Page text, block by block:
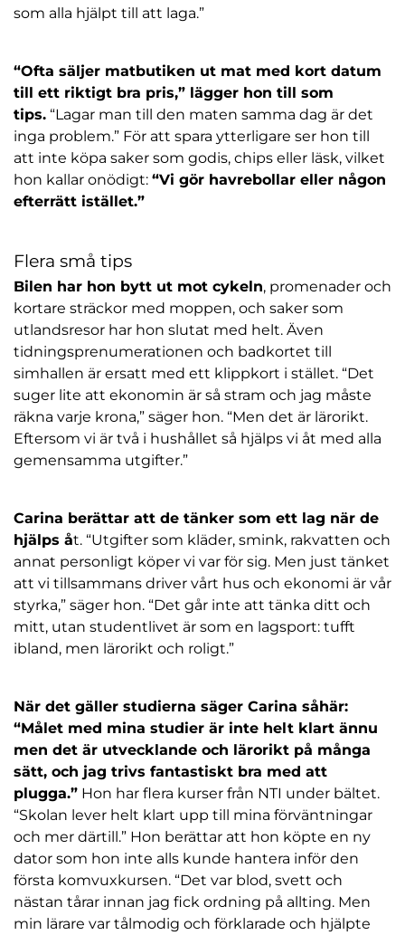
som alla hjälpt till att laga.”
“Ofta säljer matbutiken ut mat med kort datum
till ett riktigt bra pris,” lägger hon till som
tips. “Lagar man till den maten samma dag är det
inga problem.” För att spara ytterligare ser hon till
att inte köpa saker som godis, chips eller läsk, vilket
hon kallar onödigt: “Vi gör havrebollar eller någon
efterrätt istället.”
Flera små tips
Bilen har hon bytt ut mot cykeln, promenader och
kortare sträckor med moppen, och saker som
utlandsresor har hon slutat med helt. Även
tidningsprenumerationen och badkortet till
simhallen är ersatt med ett klippkort i stället. “Det
suger lite att ekonomin är så stram och jag måste
räkna varje krona,” säger hon. “Men det är lärorikt.
Eftersom vi är två i hushållet så hjälps vi åt med alla
gemensamma utgifter.”
Carina berättar att de tänker som ett lag när de
hjälps åt. “Utgifter som kläder, smink, rakvatten och
annat personligt köper vi var för sig. Men just tänket
att vi tillsammans driver vårt hus och ekonomi är vår
styrka,” säger hon. “Det går inte att tänka ditt och
mitt, utan studentlivet är som en lagsport: tufft
ibland, men lärorikt och roligt.”
När det gäller studierna säger Carina såhär:
“Målet med mina studier är inte helt klart ännu
men det är utvecklande och lärorikt på många
sätt, och jag trivs fantastiskt bra med att
plugga.” Hon har flera kurser från NTI under bältet.
“Skolan lever helt klart upp till mina förväntningar
och mer därtill.” Hon berättar att hon köpte en ny
dator som hon inte alls kunde hantera inför den
första komvuxkursen. “Det var blod, svett och
nästan tårar innan jag fick ordning på allting. Men
min lärare var tålmodig och förklarade och hjälpte